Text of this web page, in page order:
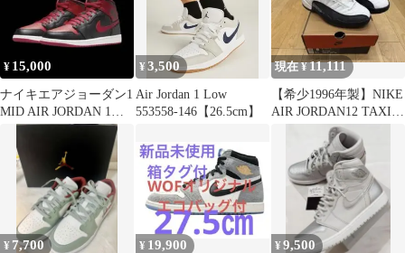
¥ 15,000
ナイキエアジョーダン1
MID AIR JORDAN 1
28cm banned
¥3,500
Air Jordan 1 Low
553558-146【26.5cm】
現在 ¥11,111
【希少1996年製】NIKE
AIR JORDAN12 TAXI
¥ 7,700 ¥ 19,900 ¥9,500